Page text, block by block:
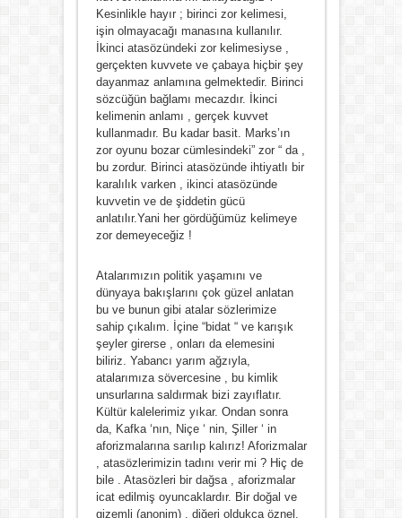
Kesinlikle hayır ; birinci zor kelimesi,
işin olmayacağı manasına kullanılır.
İkinci atasözündeki zor kelimesiyse ,
gerçekten kuvvete ve çabaya hiçbir şey
dayanmaz anlamına gelmektedir. Birinci
sözcüğün bağlamı mecazdır. İkinci
kelimenin anlamı , gerçek kuvvet
kullanmadır. Bu kadar basit. Marks’ın
zor oyunu bozar cümlesindeki” zor “ da ,
bu zordur. Birinci atasözünde ihtiyatlı bir
karalılık varken , ikinci atasözünde
kuvvetin ve de şiddetin gücü
anlatılır.Yani her gördüğümüz kelimeye
zor demeyeceğiz !
Atalarımızın politik yaşamını ve
dünyaya bakışlarını çok güzel anlatan
bu ve bunun gibi atalar sözlerimize
sahip çıkalım. İçine “bidat “ ve karışık
şeyler girerse , onları da elemesini
biliriz. Yabancı yarım ağzıyla,
atalarımıza sövercesine , bu kimlik
unsurlarına saldırmak bizi zayıflatır.
Kültür kalelerimiz yıkar. Ondan sonra
da, Kafka ‘nın, Niçe ‘ nin, Şiller ‘ in
aforizmalarına sarılıp kalırız! Aforizmalar
, atasözlerimizin tadını verir mi ? Hiç de
bile . Atasözleri bir dağsa , aforizmalar
icat edilmiş oyuncaklardır. Bir doğal ve
gizemli (anonim) , diğeri oldukça öznel.